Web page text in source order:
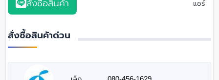
สั่งซื้อสินค้า แชร์
สั่งซื้อสินค้าด่วน